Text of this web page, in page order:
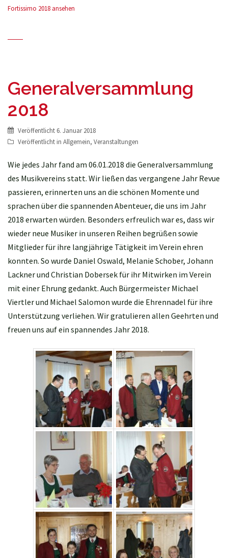
Fortissimo 2018 ansehen
Generalversammlung
2018
Veröffentlicht 6. Januar 2018
Veröffentlicht in Allgemein, Veranstaltungen
Wie jedes Jahr fand am 06.01.2018 die Generalversammlung
des Musikvereins statt. Wir ließen das vergangene Jahr Revue
passieren, erinnerten uns an die schönen Momente und
sprachen über die spannenden Abenteuer, die uns im Jahr
2018 erwarten würden. Besonders erfreulich war es, dass wir
wieder neue Musiker in unseren Reihen begrüßen sowie
Mitglieder für ihre langjährige Tätigkeit im Verein ehren
konnten. So wurde Daniel Oswald, Melanie Schober, Johann
Lackner und Christian Dobersek für ihr Mitwirken im Verein
mit einer Ehrung gedankt. Auch Bürgermeister Michael
Viertler und Michael Salomon wurde die Ehrennadel für ihre
Unterstützung verliehen. Wir gratulieren allen Geehrten und
freuen uns auf ein spannendes Jahr 2018.